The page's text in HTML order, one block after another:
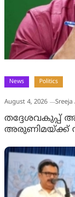
News Politics
August 4, 2026 Sreeja
തദ്ദേശവകുപ്പ്